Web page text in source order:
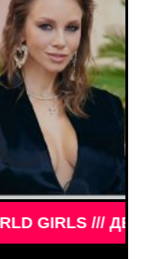
ДЕВУШКИ